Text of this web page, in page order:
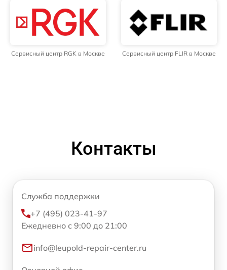
Сервисный центр RGK в Москве Сервисный центр FLIR в Москве
Контакты
Служба поддержки
+7 (495) 023-41-97
Ежедневно с 9:00 до 21:00
info@leupold-repair-center.ru